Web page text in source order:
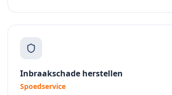
Inbraakschade herstellen
Spoedservice